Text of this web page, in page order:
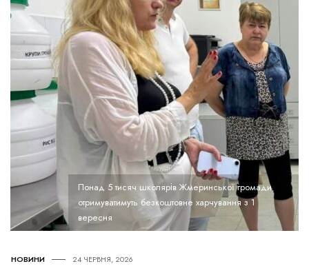
Понад 5 тисяч школярів Жмеринської громади
отримуватимуть безкоштовне харчування з 1
вересня
НОВИНИ 24 ЧЕРВНЯ, 2026